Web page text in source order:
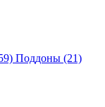
Поддоны (21)